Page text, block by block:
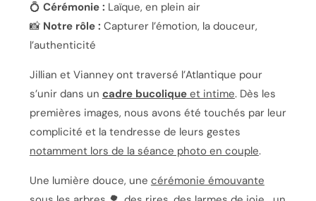
💍 Cérémonie : Laïque, en plein air
📸 Notre rôle : Capturer l’émotion, la douceur,
l’authenticité
Jillian et Vianney ont traversé l’Atlantique pour
s’unir dans un cadre bucoliqueet intime. Dès les
premières images, nous avons été touchés par leur
complicité et la tendresse de leurs gestes
notamment lors de la séance photo en couple.
Une lumière douce, une cérémonie émouvante